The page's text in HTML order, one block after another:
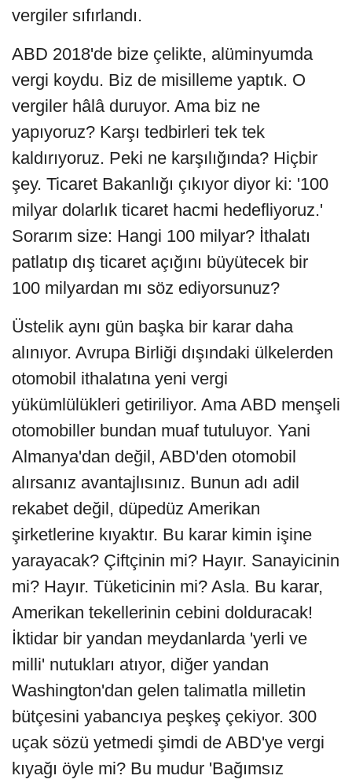
vergiler sıfırlandı.
ABD 2018'de bize çelikte, alüminyumda
vergi koydu. Biz de misilleme yaptık. O
vergiler hâlâ duruyor. Ama biz ne
yapıyoruz? Karşı tedbirleri tek tek
kaldırıyoruz. Peki ne karşılığında? Hiçbir
şey. Ticaret Bakanlığı çıkıyor diyor ki: '100
milyar dolarlık ticaret hacmi hedefliyoruz.'
Sorarım size: Hangi 100 milyar? İthalatı
patlatıp dış ticaret açığını büyütecek bir
100 milyardan mı söz ediyorsunuz?
Üstelik aynı gün başka bir karar daha
alınıyor. Avrupa Birliği dışındaki ülkelerden
otomobil ithalatına yeni vergi
yükümlülükleri getiriliyor. Ama ABD menşeli
otomobiller bundan muaf tutuluyor. Yani
Almanya'dan değil, ABD'den otomobil
alırsanız avantajlısınız. Bunun adı adil
rekabet değil, düpedüz Amerikan
şirketlerine kıyaktır. Bu karar kimin işine
yarayacak? Çiftçinin mi? Hayır. Sanayicinin
mi? Hayır. Tüketicinin mi? Asla. Bu karar,
Amerikan tekellerinin cebini dolduracak!
İktidar bir yandan meydanlarda 'yerli ve
milli' nutukları atıyor, diğer yandan
Washington'dan gelen talimatla milletin
bütçesini yabancıya peşkeş çekiyor. 300
uçak sözü yetmedi şimdi de ABD'ye vergi
kıyağı öyle mi? Bu mudur 'Bağımsız